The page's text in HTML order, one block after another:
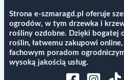
Strona e-szmaragd.pl oferuje
ogrodów, w tym drzewka i
rośliny ozdobne. Dzięki bogatej
roślin, łatwemu zakupowi
fachowym poradom
wysoką jakością usług.